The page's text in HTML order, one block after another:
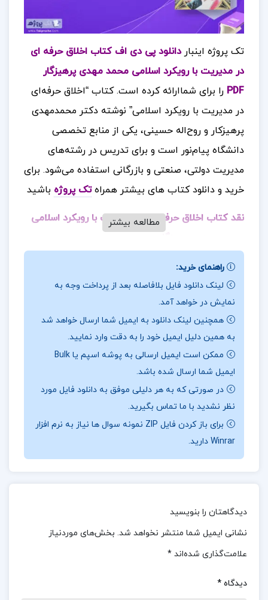
تک پروژه اینبار دانلود پی دی اف کتاب اخلاق حرفه ای
در مدیریت با رویکرد اسلامی محمد مهدی پرهیزگار
PDF را برای شماارائه کرده است. کتاب “اخلاق حرفه‌ای
در مدیریت با رویکرد اسلامی” نوشته دکتر محمدمهدی
پرهیزکار و روح‌اله حسینی، یکی از منابع تخصصی
دانشگاه پیام‌نور است و برای تدریس در رشته‌های
مدیریت دولتی، صنعتی و بازرگانی استفاده می‌شود. برای
خرید و دانلود کتاب های بیشتر همراهتک پروژه باشید
نقد کتاب اخلاق حرفه ای در مدیریت با رویکرد اسلامی
این کتاب با نگاهی عمیق به اصول و مبانی اخلاقی در
مدیریت، از دیدگاه اسلامی، به تحلیل و بررسی مسائل و
چالش‌های اخلاقی در محیط‌های مدیریتی پرداخته و
تلاش دارد تا دانشجویان را با مفاهیم و اصول اخلاق
حرفه‌ای آشنا کند که نقش حیاتی در موفقیت سازمان‌ها
و بهبود عملکرد آن‌ها دارد.
بخشی از کتاب اخلاق حرفه ای در مدیریت با رویکرد
اسلامی محمد مهدی پرهیزگار
این کتاب به بررسی مدیریت مبتنی بر اخلاق در اسلام و
ارائه راهکارهای عملیاتی آن با نگاهی تازه می‌پردازد.
نویسندگان با بهره‌گیری از تجارب علمی و عملی خود،
اخلاق‌مدار ارائه دهند.
معرفی کتاب اخلاق حرفه ای در مدیریت با رویکرد
اسلامی محمد مهدی پرهیزگار
در کتاب “اخلاق حرفه‌ای در مدیریت با رویکرد اسلامی”،
مطالعه بیشتر
راهنمای خرید:
لینک دانلود فایل بلافاصله بعد از پرداخت وجه به
نمایش در خواهد آمد.
همچنین لینک دانلود به ایمیل شما ارسال خواهد شد
به همین دلیل ایمیل خود را به دقت وارد نمایید.
ممکن است ایمیل ارسالی به پوشه اسپم یا Bulk
ایمیل شما ارسال شده باشد.
در صورتی که به هر دلیلی موفق به دانلود فایل مورد
نظر نشدید با ما تماس بگیرید.
برای باز کردن فایل ZIP نمونه سوال ها نیاز به نرم افزار
Winrar دارید.
دیدگاهتان را بنویسید
نشانی ایمیل شما منتشر نخواهد شد. بخش‌های موردنیاز
علامت‌گذاری شده‌اند *
دیدگاه *